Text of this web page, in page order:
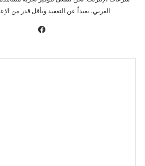
العربي، بعيداً عن التعقيد وبأقل قدر من